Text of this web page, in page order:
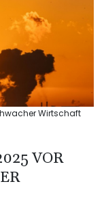
Wirtschaft
VOR